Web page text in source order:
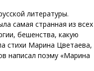
литературы.
самая странная из всех
бешенства, какую
стихи Марина Цветаева,
написал поэму «Марина